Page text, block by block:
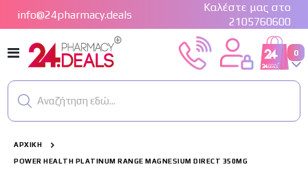
info@24pharmacy.deals
Καλέστε μας στο
2105760600
Εναλλαγή
Πλοήγησης
Cart
0
Αναζήτηση εδώ...
ΑΡΧΙΚΉ
POWER HEALTH PLATINUM RANGE MAGNESIUM DIRECT 350MG